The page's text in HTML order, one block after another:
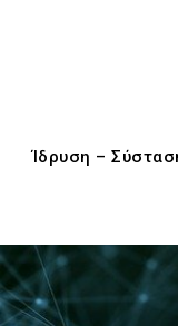
Ίδρυση –